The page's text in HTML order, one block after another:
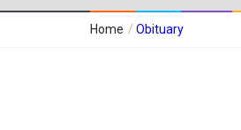
Home / Obituary